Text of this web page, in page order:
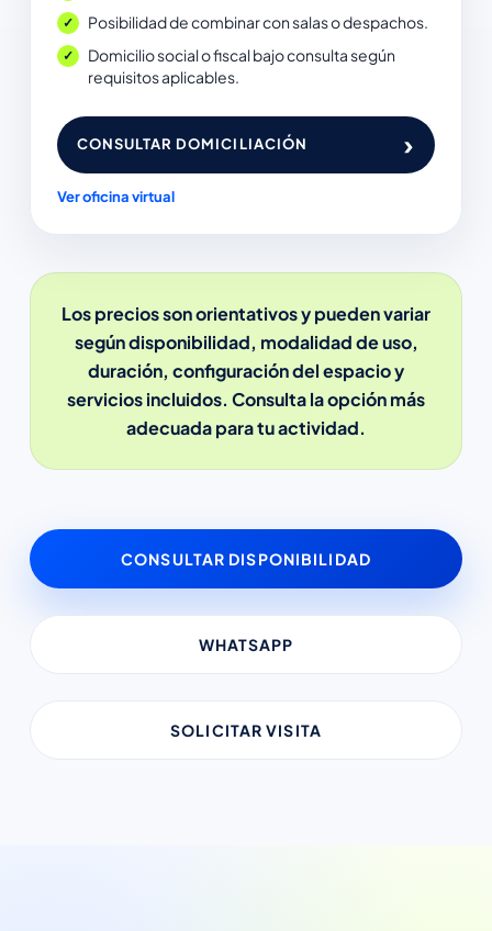
Posibilidad de combinar con salas o despachos.
Domicilio social o fiscal bajo consulta según
requisitos aplicables.
CONSULTAR DOMICILIACIÓN ›
Ver oficina virtual
Los precios son orientativos y pueden variar
según disponibilidad, modalidad de uso,
duración, configuración del espacio y
servicios incluidos. Consulta la opción más
adecuada para tu actividad.
CONSULTAR DISPONIBILIDAD
WHATSAPP
SOLICITAR VISITA